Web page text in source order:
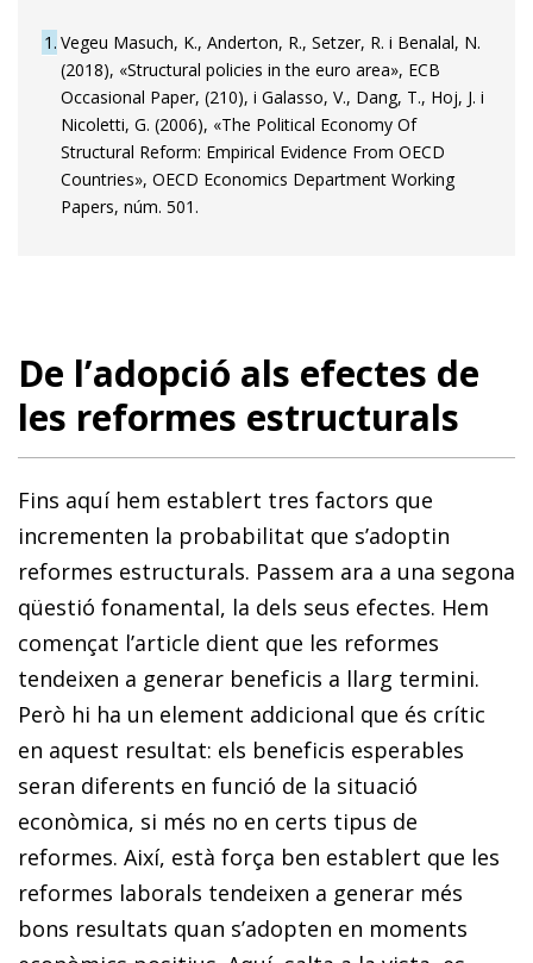
1 Vegeu Masuch, K., Anderton, R., Setzer, R. i Benalal, N.
(2018), «Structural policies in the euro area», ECB
Occasional Paper, (210), i Galasso, V., Dang, T., Hoj, J. i
Nicoletti, G. (2006), «The Political Economy Of
Structural Reform: Empirical Evidence From OECD
Countries», OECD Economics Department Working
Papers, núm. 501.
De l’adopció als efectes de
les reformes estructurals
Fins aquí hem establert tres factors que
incrementen la probabilitat que s’adoptin
reformes estructurals. Passem ara a una segona
qüestió fonamental, la dels seus efectes. Hem
començat l’article dient que les reformes
tendeixen a generar beneficis a llarg termini.
Però hi ha un element addicional que és crític
en aquest resultat: els beneficis esperables
seran diferents en funció de la situació
econòmica, si més no en certs tipus de
reformes. Així, està força ben establert que les
reformes laborals tendeixen a generar més
bons resultats quan s’adopten en moments